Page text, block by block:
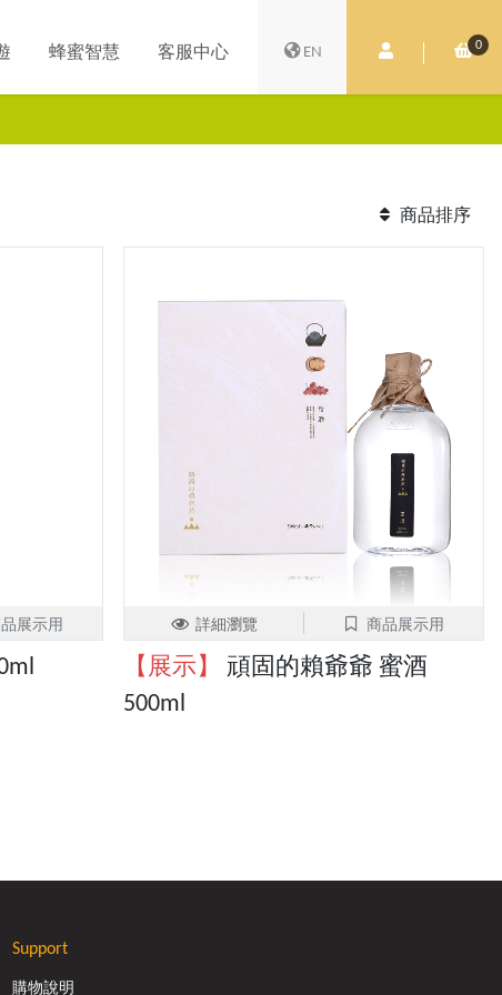
蜂蜜智慧 客服中心 EN 會員中心 0
購
商品排序
展示用 詳細瀏覽 商品展示用
【展示】
頑固的賴爺爺 蜜酒
500ml
Support
購物說明